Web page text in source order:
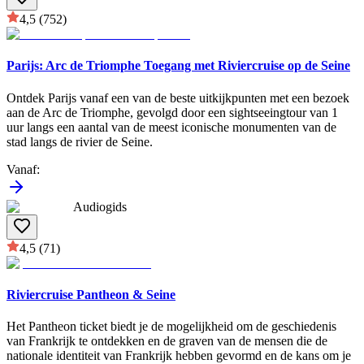
4,5 (752)
Parijs: Arc de Triomphe Toegang met Riviercruise op de Seine
Ontdek Parijs vanaf een van de beste uitkijkpunten met een bezoek
aan de Arc de Triomphe, gevolgd door een sightseeingtour van 1
uur langs een aantal van de meest iconische monumenten van de
stad langs de rivier de Seine.
Vanaf:
Audiogids
4,5 (71)
Riviercruise Pantheon & Seine
Het Pantheon ticket biedt je de mogelijkheid om de geschiedenis
van Frankrijk te ontdekken en de graven van de mensen die de
nationale identiteit van Frankrijk hebben gevormd en de kans om je